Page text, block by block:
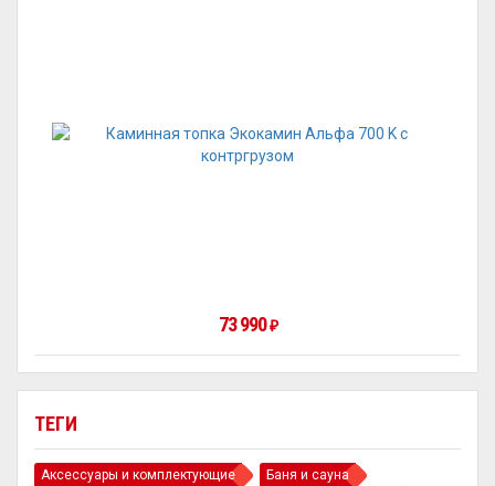
ТЕГИ
Аксессуары и комплектующие
Баня и сауна
73 990 ₽